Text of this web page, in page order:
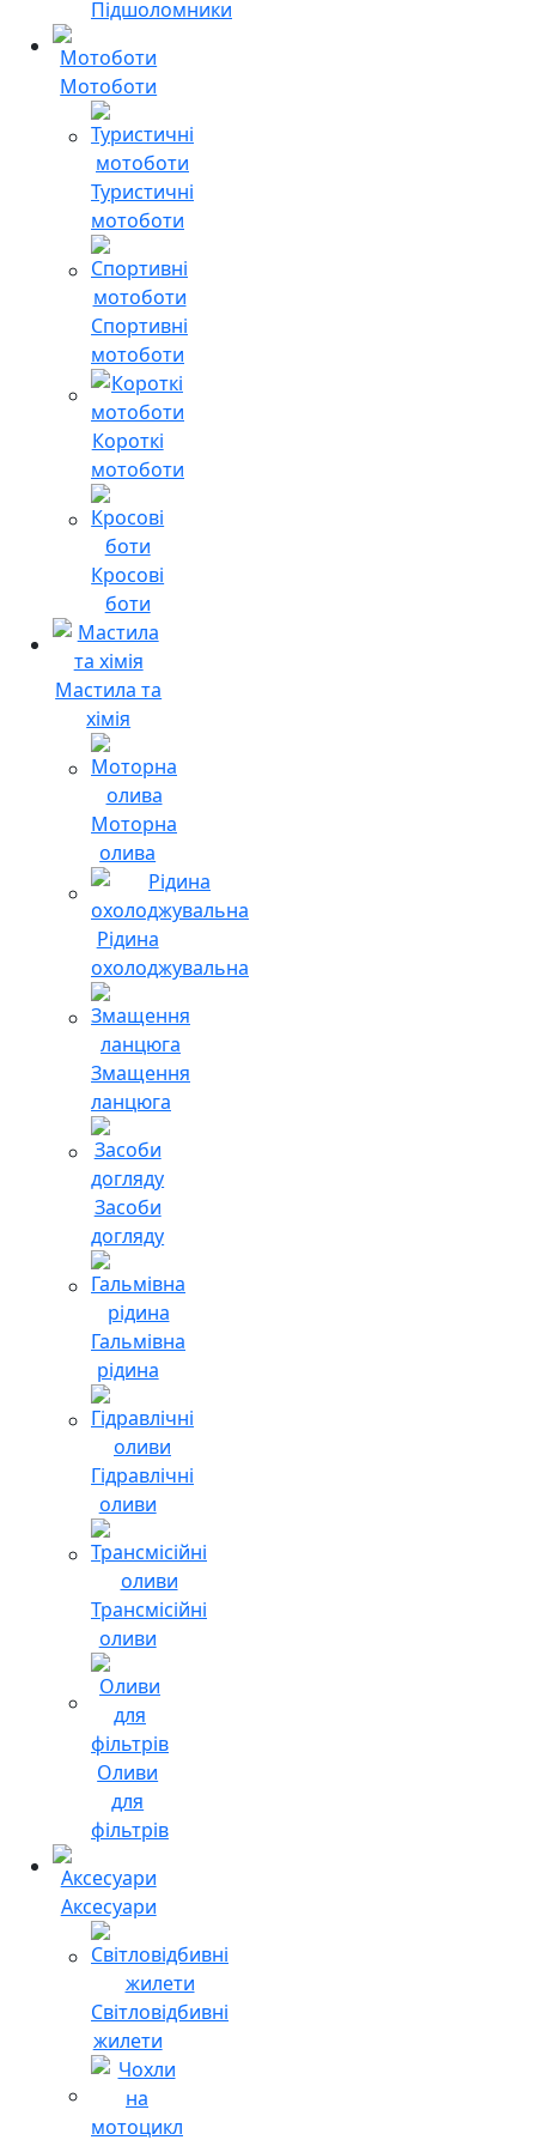
Підшоломники
Мотоботи
Туристичні
мотоботи
Спортивні
мотоботи
Короткі
мотоботи
Кросові
боти
Мастила та
хімія
Моторна
олива
Рідина
охолоджувальна
Змащення
ланцюга
Засоби
догляду
Гальмівна
рідина
Гідравлічні
оливи
Трансмісійні
оливи
Оливи
для
фільтрів
Аксесуари
Світловідбивні
жилети